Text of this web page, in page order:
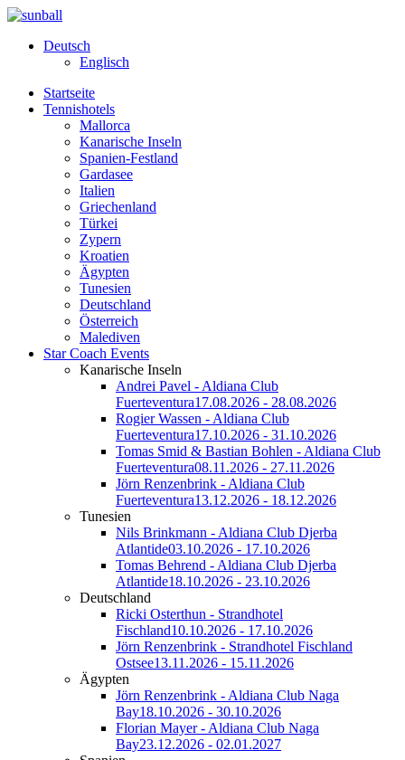
Deutsch
Englisch
Startseite
Tennishotels
Mallorca
Kanarische Inseln
Spanien-Festland
Gardasee
Italien
Griechenland
Türkei
Zypern
Kroatien
Ägypten
Tunesien
Deutschland
Österreich
Malediven
Star Coach Events
Kanarische Inseln
Andrei Pavel - Aldiana Club
Fuerteventura17.08.2026 - 28.08.2026
Rogier Wassen - Aldiana Club
Fuerteventura17.10.2026 - 31.10.2026
Tomas Smid & Bastian Bohlen - Aldiana Club
Fuerteventura08.11.2026 - 27.11.2026
Jörn Renzenbrink - Aldiana Club
Fuerteventura13.12.2026 - 18.12.2026
Tunesien
Nils Brinkmann - Aldiana Club Djerba
Atlantide03.10.2026 - 17.10.2026
Tomas Behrend - Aldiana Club Djerba
Atlantide18.10.2026 - 23.10.2026
Deutschland
Ricki Osterthun - Strandhotel
Fischland10.10.2026 - 17.10.2026
Jörn Renzenbrink - Strandhotel Fischland
Ostsee13.11.2026 - 15.11.2026
Ägypten
Jörn Renzenbrink - Aldiana Club Naga
Bay18.10.2026 - 30.10.2026
Florian Mayer - Aldiana Club Naga
Bay23.12.2026 - 02.01.2027